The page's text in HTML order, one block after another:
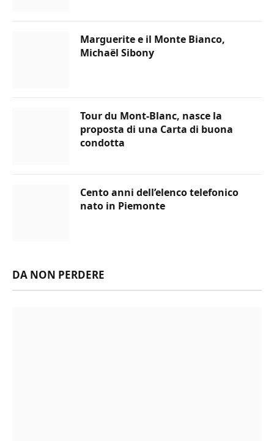
Marguerite e il Monte Bianco,
Michaël Sibony
Tour du Mont-Blanc, nasce la
proposta di una Carta di buona
condotta
Cento anni dell’elenco telefonico
nato in Piemonte
DA NON PERDERE